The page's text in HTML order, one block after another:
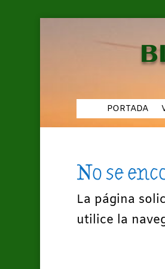
PORTADA
No se
La página
utilice la